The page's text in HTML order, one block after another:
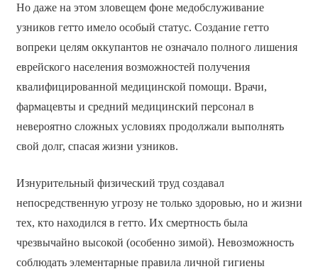
Но даже на этом зловещем фоне медобслуживание
узников гетто имело особый статус. Создание гетто
вопреки целям оккупантов не означало полного лишения
еврейского населения возможностей получения
квалифицированной медицинской помощи. Врачи,
фармацевты и средний медицинский персонал в
невероятно сложных условиях продолжали выполнять
свой долг, спасая жизни узников.
Изнурительный физический труд создавал
непосредственную угрозу не только здоровью, но и жизни
тех, кто находился в гетто. Их смертность была
чрезвычайно высокой (особенно зимой). Невозможность
соблюдать элементарные правила личной гигиены